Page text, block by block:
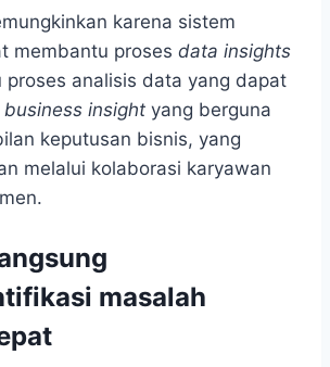
karena sistem
membantu proses data insights
proses analisis data yang dapat
business insight yang berguna
keputusan bisnis, yang
melalui kolaborasi karyawan
masalah